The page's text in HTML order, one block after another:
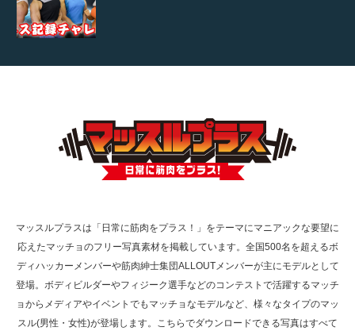
【TV】TBS番組「ひるおび」にてマッスルプ
TOKYO FMラジオ番組「ONE MORNING」
で紹介さ…
た（6/8放送）
マッスルプラスは「日常に筋肉をプラス！」をテーマにマニアックな要望に
応えたマッチョのフリー写真素材を掲載しています。全国500名を超えるボ
ディハッカーメンバーや筋肉紳士集団ALLOUTメンバーが主にモデルとして
登場。ボディビルダーやフィジーク選手などのコンテストで活躍するマッチ
ョからメディアやイベントでもマッチョなモデルなど、様々なタイプのマッ
スル(男性・女性)が登場します。こちらでダウンロードできる写真はすべて